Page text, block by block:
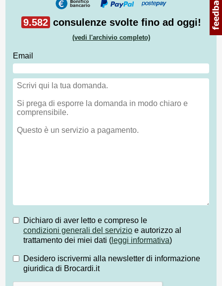
9.582 consulenze svolte fino ad oggi!
(vedi l'archivio completo)
Email
Dichiaro di aver letto e compreso le
condizioni generali del servizio e autorizzo al
trattamento dei miei dati ( leggi informativa)
Desidero iscrivermi alla newsletter di informazione
giuridica di Brocardi.it